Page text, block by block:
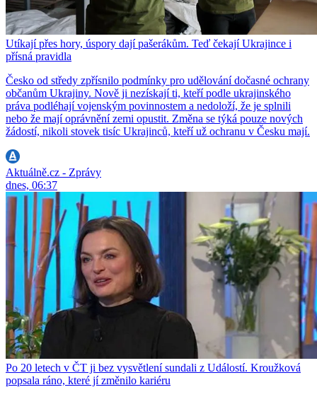
Utíkají přes hory, úspory dají pašerákům. Teď čekají Ukrajince i
přísná pravidla
Česko od středy zpřísnilo podmínky pro udělování dočasné ochrany
občanům Ukrajiny. Nově ji nezískají ti, kteří podle ukrajinského
práva podléhají vojenským povinnostem a nedoloží, že je splnili
nebo že mají oprávnění zemi opustit. Změna se týká pouze nových
žádostí, nikoli stovek tisíc Ukrajinců, kteří už ochranu v Česku mají.
Aktuálně.cz - Zprávy
dnes, 06:37
Po 20 letech v ČT ji bez vysvětlení sundali z Událostí. Kroužková
popsala ráno, které jí změnilo kariéru